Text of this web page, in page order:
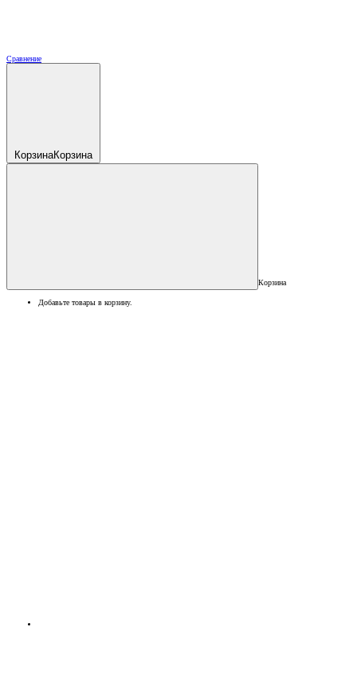
Сравнение
КорзинаКорзина
Корзина
Добавьте товары в корзину.